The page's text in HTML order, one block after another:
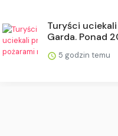
Turyści
Garda. Ponad
5 godzin temu